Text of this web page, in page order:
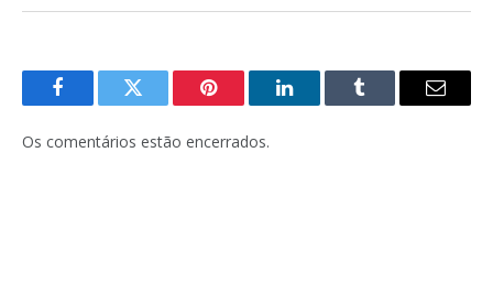
FacebookTwitter Pinterest LinkedInTumblr
E-
Os comentários estão encerrados.